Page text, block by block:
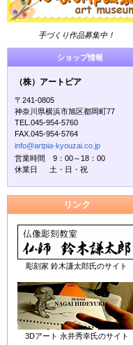
手づくり作品募集中！
ショップ情報
（株）アートピア
〒241-0805
神奈川県横浜市旭区都岡町77
TEL.045-954-5760
FAX.045-954-5764
info@artpia-kyouzai.co.jp
営業時間 9：00～18：00
休業日 土・日・祝
リンク
彫刻家 鈴木謙太郎氏のサイト
3Dアート 永井秀幸氏のサイト